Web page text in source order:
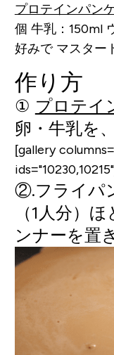
プロテインパン
個 牛乳：150ml
好みでマスター
作り方
① プロテイ
卵・牛乳を
[gallery
②.フライパ
（1人分）
ンナーを置